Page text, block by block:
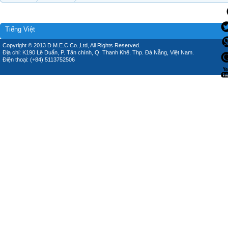
Tiếng Việt
Copyright © 2013 D.M.E.C Co.,Ltd, All Rights Reserved.
Địa chỉ: K190 Lê Duẩn, P. Tân chính, Q. Thanh Khê, Thp. Đà Nẵng, Việt Nam.
Điện thoại: (+84) 5113752506